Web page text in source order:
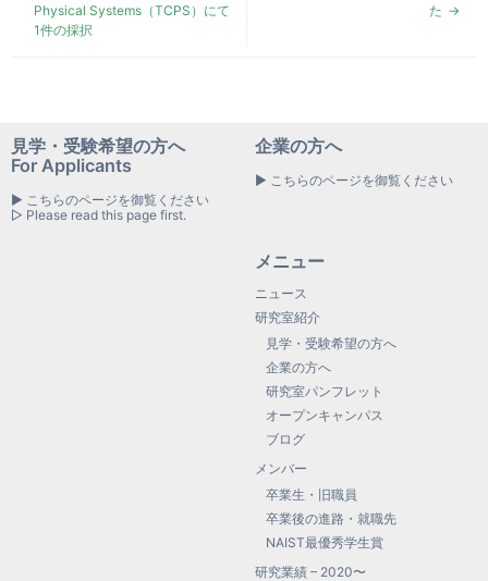
Physical Systems（TCPS）にて
1件の採択
た
見学・受験希望の方へ
For Applicants
▶ こちらのページを御覧ください
▷ Please read this page first.
企業の方へ
▶ こちらのページを御覧ください
メニュー
ニュース
研究室紹介
見学・受験希望の方へ
企業の方へ
研究室パンフレット
オープンキャンパス
ブログ
メンバー
卒業生・旧職員
卒業後の進路・就職先
NAIST最優秀学生賞
研究業績 – 2020〜